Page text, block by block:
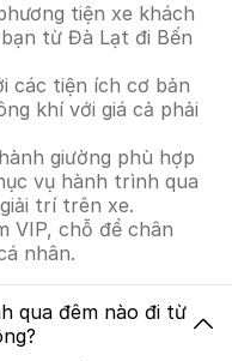
tiện xe khách
từ Đà Lạt đi Bến
các tiện ích cơ bản
khí với giá cả phải
giường phù hợp
vụ hành trình qua
trí trên xe.
VIP, chỗ để chân
nhân.
qua đêm nào đi từ